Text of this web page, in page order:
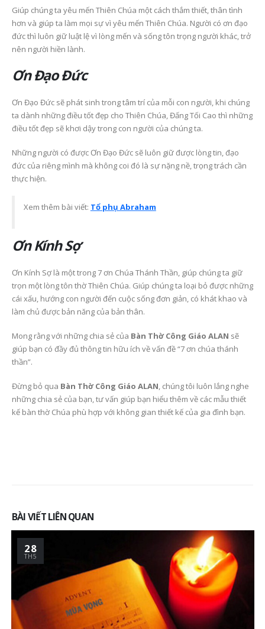
Giúp chúng ta yêu mến Thiên Chúa một cách thắm thiết, thân tình
hơn và giúp ta làm mọi sự vì yêu mến Thiên Chúa. Người có ơn đạo
đức thì luôn giữ luật lệ vì lòng mến và sống tôn trọng người khác, trở
nên người hiền lành.
Ơn Đạo Đức
Ơn Đạo Đức sẽ phát sinh trong tâm trí của mỗi con người, khi chúng
ta dành những điều tốt đẹp cho Thiên Chúa, Đấng Tối Cao thì những
điều tốt đẹp sẽ khơi dậy trong con người của chúng ta.
Những người có được Ơn Đạo Đức sẽ luôn giữ được lòng tin, đạo
đức của riêng mình mà không coi đó là sự nặng nề, trọng trách cần
thực hiện.
Xem thêm bài viết: Tổ phụ Abraham
Ơn Kính Sợ
Ơn Kính Sợ là một trong 7 ơn Chúa Thánh Thần, giúp chúng ta giữ
trọn một lòng tôn thờ Thiên Chúa. Giúp chúng ta loại bỏ được những
cái xấu, hướng con người đến cuộc sống đơn giản, có khát khao và
làm chủ được bản năng của bản thân.
Mong rằng với những chia sẻ của Bàn Thờ Công Giáo ALAN sẽ
giúp bạn có đầy đủ thông tin hữu ích về vấn đề “7 ơn chúa thánh
thần”.
Đừng bỏ qua Bàn Thờ Công Giáo ALAN , chúng tôi luôn lắng nghe
những chia sẻ của bạn, tư vấn giúp bạn hiểu thêm về các mẫu thiết
kế bàn thờ Chúa phù hợp với không gian thiết kế của gia đình bạn.
BÀI VIẾT LIÊN QUAN
28
TH5